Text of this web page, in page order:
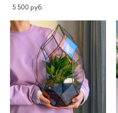
5 500 pуб.